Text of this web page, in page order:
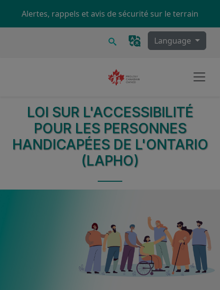
Alertes, rappels et avis de sécurité sur le terrain
RechercheLanguage
LOI SUR L'ACCESSIBILITÉ
POUR LES PERSONNES
HANDICAPÉES DE L'ONTARIO
(LAPHO)